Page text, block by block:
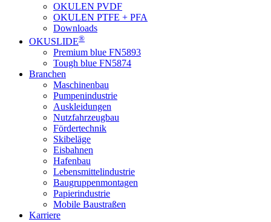
OKULEN PVDF
OKULEN PTFE + PFA
Downloads
OKUSLIDE®
Premium blue FN5893
Tough blue FN5874
Branchen
Maschinenbau
Pumpenindustrie
Auskleidungen
Nutzfahrzeugbau
Fördertechnik
Skibeläge
Eisbahnen
Hafenbau
Lebensmittelindustrie
Baugruppenmontagen
Papierindustrie
Mobile Baustraßen
Karriere